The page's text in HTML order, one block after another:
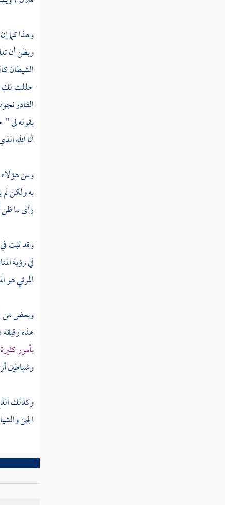
وهذا كما
ويظن أن
الشيطان
حللت لك
القادر
بقوله لي
أنا الله
ومن هؤلاء
به ولكن
رأى ما ظن
وقد ثبت
في رؤية
المرئي هو
وبعض من
هذه
بأمور
وشياطين
وكذلك
الجن